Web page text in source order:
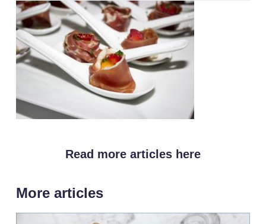
Read more articles here
More articles